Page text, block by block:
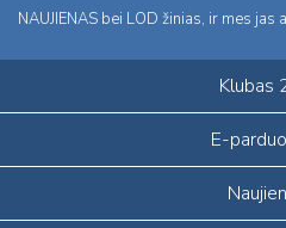
NAUJIENAS bei LOD žinias, ir mes jas
Klubas
E-